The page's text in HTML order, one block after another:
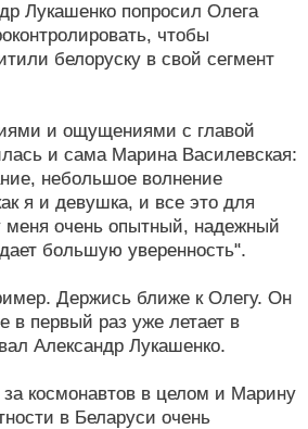
Лукашенко попросил Олега
чтобы
белоруску в свой сегмент
и ощущениями с главой
и сама Марина Василевская:
небольшое волнение
я и девушка, и все это для
очень опытный, надежный
большую уверенность".
Держись ближе к Олегу. Он
в первый раз уже летает в
Александр Лукашенко.
космонавтов в целом и Марину
в Беларуси очень